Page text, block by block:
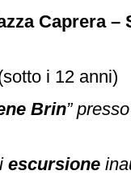
Caprera –
i 12 anni)
Brin”
escursione